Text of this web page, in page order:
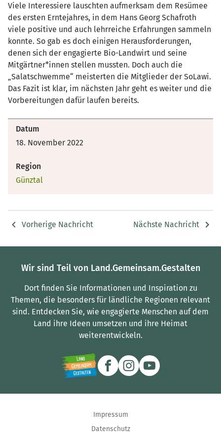
Viele Interessiere lauschten aufmerksam dem Resümee
des ersten Erntejahres, in dem Hans Georg Schafroth
viele positive und auch lehrreiche Erfahrungen sammeln
konnte. So gab es doch einigen Herausforderungen,
denen sich der engagierte Bio-Landwirt und seine
Mitgärtner*innen stellen mussten. Doch auch die
„Salatschwemme“ meisterten die Mitglieder der SoLawi.
Das Fazit ist klar, im nächsten Jahr geht es weiter und die
Vorbereitungen dafür laufen bereits.
Datum
18. November 2022
Region
Günztal
Vorherige Nachricht Nächste Nachricht
Wir sind Teil von Land.Gemeinsam.Gestalten
Dort finden Sie Informationen und Inspiration zu
Themen, die besonders für ländliche Regionen relevant
sind. Entdecken Sie, wie engagierte Menschen auf dem
Land ihre Ideen umsetzen und ihre Heimat
weiterentwickeln.
Impressum
Datenschutz